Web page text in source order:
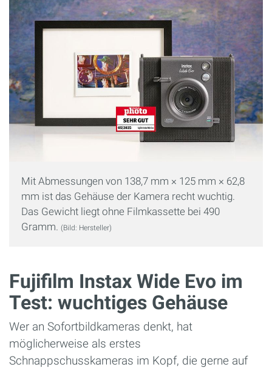
Mit Abmessungen von 138,7 mm × 125 mm × 62,8
mm ist das Gehäuse der Kamera recht wuchtig.
Das Gewicht liegt ohne Filmkassette bei 490
Gramm. (Bild: Hersteller)
Fujifilm Instax Wide Evo im
Test: wuchtiges Gehäuse
Wer an Sofortbildkameras denkt, hat
möglicherweise als erstes
Schnappschusskameras im Kopf, die gerne auf